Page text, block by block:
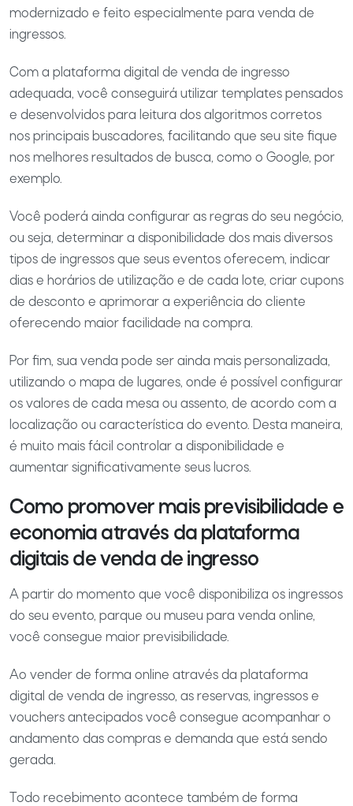
modernizado e feito especialmente para venda de
ingressos.
Com a plataforma digital de venda de ingresso
adequada, você conseguirá utilizar templates pensados
e desenvolvidos para leitura dos algoritmos corretos
nos principais buscadores, facilitando que seu site fique
nos melhores resultados de busca, como o Google, por
exemplo.
Você poderá ainda configurar as regras do seu negócio,
ou seja, determinar a disponibilidade dos mais diversos
tipos de ingressos que seus eventos oferecem, indicar
dias e horários de utilização e de cada lote, criar cupons
de desconto e aprimorar a experiência do cliente
oferecendo maior facilidade na compra.
Por fim, sua venda pode ser ainda mais personalizada,
utilizando o mapa de lugares, onde é possível configurar
os valores de cada mesa ou assento, de acordo com a
localização ou característica do evento. Desta maneira,
é muito mais fácil controlar a disponibilidade e
aumentar significativamente seus lucros.
Como promover mais previsibilidade e
economia através da plataforma
digitais de venda de ingresso
A partir do momento que você disponibiliza os ingressos
do seu evento, parque ou museu para venda online,
você consegue maior previsibilidade.
Ao vender de forma online através da plataforma
digital de venda de ingresso, as reservas, ingressos e
vouchers antecipados você consegue acompanhar o
andamento das compras e demanda que está sendo
gerada.
Todo recebimento acontece também de forma